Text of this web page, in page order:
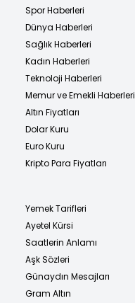
Spor Haberleri
Dünya Haberleri
Sağlık Haberleri
Kadın Haberleri
Teknoloji Haberleri
Memur ve Emekli Haberleri
Altın Fiyatları
Dolar Kuru
Euro Kuru
Kripto Para Fiyatları
Yemek Tarifleri
Ayetel Kürsi
Saatlerin Anlamı
Aşk Sözleri
Günaydın Mesajları
Gram Altın